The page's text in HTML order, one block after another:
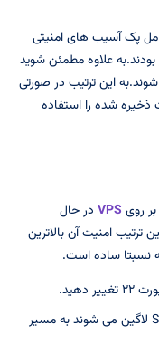
پک آسیب های امنیتی
علاوه مطمئن شوید
این ترتیب در صورتی
ذخیره شده را استفاده
VPS در حال
امنیت آن بالاترین
نسبتا ساده است.
مانع دسترسی کاربرانی که از طریق SSH لاگین می شوند به مسیر